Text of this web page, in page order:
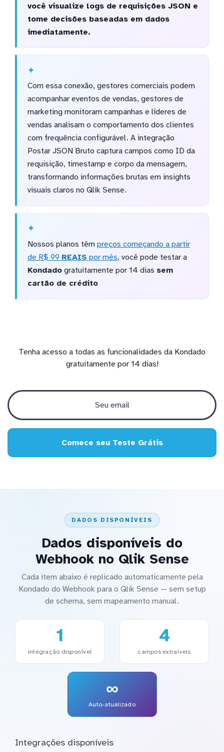
você visualize logs de requisições JSON e
tome decisões baseadas em dados
imediatamente.
Com essa conexão, gestores comerciais podem
acompanhar eventos de vendas, gestores de
marketing monitoram campanhas e líderes de
vendas analisam o comportamento dos clientes
com frequência configurável. A integração
Postar JSON Bruto captura campos como ID da
requisição, timestamp e corpo da mensagem,
transformando informações brutas em insights
visuais claros no Qlik Sense.
Nossos planos têm preços começando a partir
de R$ 99 REAIS por mês, você pode testar a
Kondadogratuitamente por 14 dias sem
cartão de crédito
Tenha acesso a todas as funcionalidades da Kondado
gratuitamente por 14 dias!
Comece seu Teste Grátis
DADOS DISPONÍVEIS
Dados disponíveis do
Webhook no Qlik Sense
Cada item abaixo é replicado automaticamente pela
Kondado do Webhook para o Qlik Sense — sem setup
de schema, sem mapeamento manual.
1
integração disponível
4
campos extraíveis
∞
Auto-atualizado
Integrações disponíveis